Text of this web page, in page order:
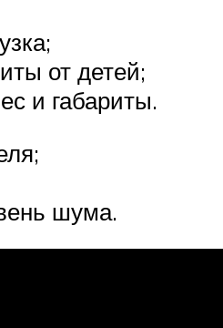
от детей;
и габариты.
шума.